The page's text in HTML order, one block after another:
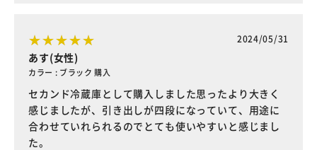
2024/05/31
あす(女性)
カラー : ブラック 購入
セカンド冷蔵庫として購入しました思ったより大きく
感じましたが、引き出しが四段になっていて、用途に
合わせていれられるのでとても使いやすいと感じまし
た。